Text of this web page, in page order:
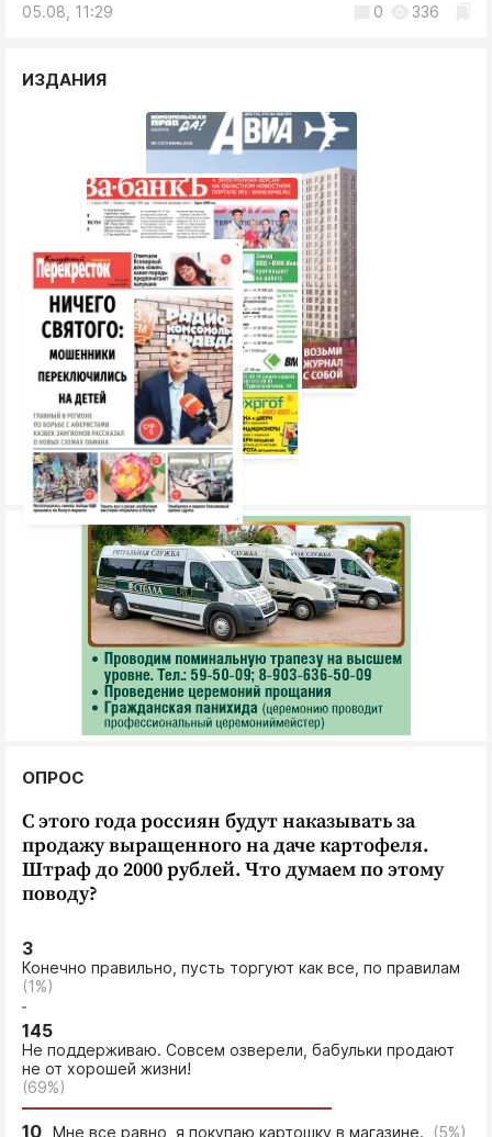
05.08, 11:29 0 336
ИЗДАНИЯ
ОПРОС
С этого года россиян будут наказывать за
продажу выращенного на даче картофеля.
Штраф до 2000 рублей. Что думаем по этому
поводу?
3
Конечно правильно, пусть торгуют как все, по правилам
(1%)
145
Не поддерживаю. Совсем озверели, бабульки продают
не от хорошей жизни!
(69%)
10 Мне все равно, я покупаю картошку в магазине. (5%)